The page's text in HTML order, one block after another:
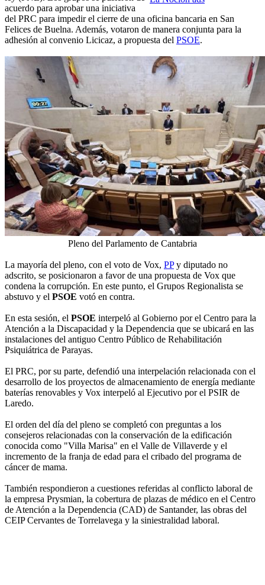
acuerdo para aprobar una iniciativa
del PRC para impedir el cierre de una oficina bancaria en San
Felices de Buelna. Además, votaron de manera conjunta para la
adhesión al convenio Licicaz, a propuesta del PSOE.
Pleno del Parlamento de Cantabria
La mayoría del pleno, con el voto de Vox, PPy diputado no
adscrito, se posicionaron a favor de una propuesta de Vox que
condena la corrupción. En este punto, el Grupos Regionalista se
abstuvo y el PSOE votó en contra.
En esta sesión, el PSOE interpeló al Gobierno por el Centro para la
Atención a la Discapacidad y la Dependencia que se ubicará en las
instalaciones del antiguo Centro Público de Rehabilitación
Psiquiátrica de Parayas.
El PRC, por su parte, defendió una interpelación relacionada con el
desarrollo de los proyectos de almacenamiento de energía mediante
baterías renovables y Vox interpeló al Ejecutivo por el PSIR de
Laredo.
El orden del día del pleno se completó con preguntas a los
consejeros relacionadas con la conservación de la edificación
conocida como "Villa Marisa" en el Valle de Villaverde y el
incremento de la franja de edad para el cribado del programa de
cáncer de mama.
También respondieron a cuestiones referidas al conflicto laboral de
la empresa Prysmian, la cobertura de plazas de médico en el Centro
de Atención a la Dependencia (CAD) de Santander, las obras del
CEIP Cervantes de Torrelavega y la siniestralidad laboral.